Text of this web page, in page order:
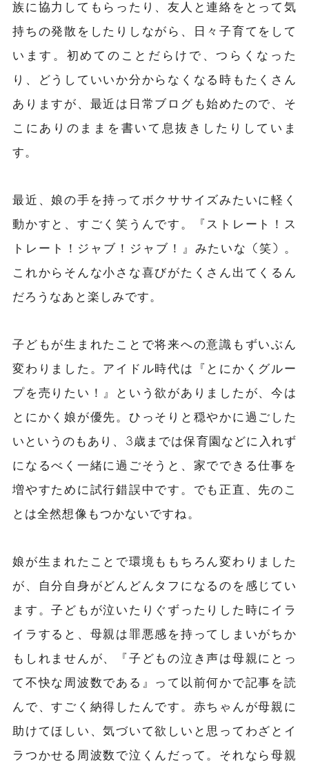
族に協力してもらったり、友人と連絡をとって気
持ちの発散をしたりしながら、日々子育てをして
います。初めてのことだらけで、つらくなった
り、どうしていいか分からなくなる時もたくさん
ありますが、最近は日常ブログも始めたので、そ
こにありのままを書いて息抜きしたりしていま
す。
最近、娘の手を持ってボクササイズみたいに軽く
動かすと、すごく笑うんです。『ストレート！ス
トレート！ジャブ！ジャブ！』みたいな (笑) 。
これからそんな小さな喜びがたくさん出てくるん
だろうなあと楽しみです。
子どもが生まれたことで将来への意識もずいぶん
変わりました。アイドル時代は『とにかくグルー
プを売りたい！』という欲がありましたが、今は
とにかく娘が優先。ひっそりと穏やかに過ごした
いというのもあり、3歳までは保育園などに入れず
になるべく一緒に過ごそうと、家でできる仕事を
増やすために試行錯誤中です。でも正直、先のこ
とは全然想像もつかないですね。
娘が生まれたことで環境ももちろん変わりました
が、自分自身がどんどんタフになるのを感じてい
ます。子どもが泣いたりぐずったりした時にイラ
イラすると、母親は罪悪感を持ってしまいがちか
もしれませんが、『子どもの泣き声は母親にとっ
て不快な周波数である』って以前何かで記事を読
んで、すごく納得したんです。赤ちゃんが母親に
助けてほしい、気づいて欲しいと思ってわざとイ
ラつかせる周波数で泣くんだって。それなら母親